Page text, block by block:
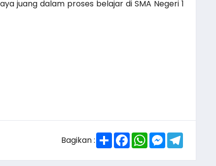
juang dalam proses belajar di SMA Negeri 1
Bagikan : ShareFacebook
WhatsAppMessenger
Telegram